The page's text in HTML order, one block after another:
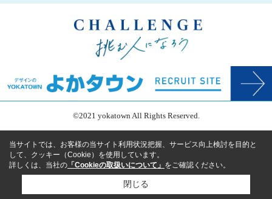
©2021 yokatown All Rights Reserved.
当サイトでは、お客様の当サイト利用状況把握、サービス向上検討を目的と
して、クッキー（Cookie）を使用しています。
詳しくは、当社の 「Cookieの取扱いについて」 をご確認ください。
閉じる